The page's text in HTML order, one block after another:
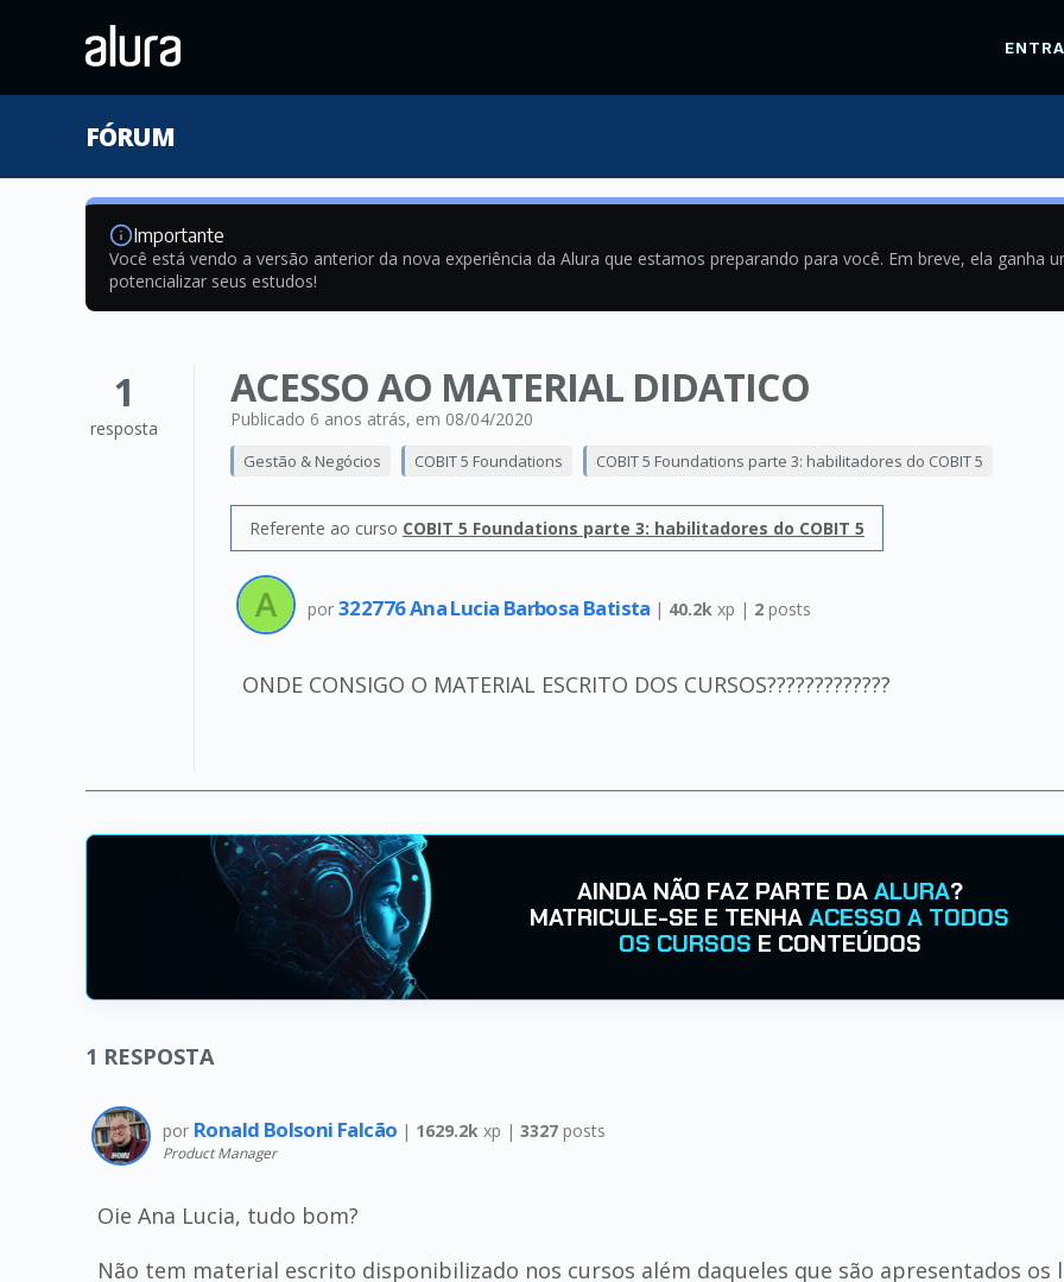
FÓRUM
Importante
Você está vendo a versão anterior da nova experiência da Alura que estamos preparando para você. Em breve, ela ganha
potencializar seus estudos!
1
resposta
ACESSO AO MATERIAL DIDATICO
Publicado 6 anos atrás, em 08/04/2020
Gestão & Negócios COBIT 5 Foundations COBIT 5 Foundations parte 3: habilitadores do COBIT 5
Referente ao curso COBIT 5 Foundations parte 3: habilitadores do COBIT 5
por 322776 Ana Lucia Barbosa Batista | 40.2k xp | 2 posts
ONDE CONSIGO O MATERIAL ESCRITO DOS CURSOS?????????????
AINDA NÃO FAZ PARTE DAALURA?
MATRICULE-SE E TENHAACESSO A TODOS
OS CURSOS E CONTEÚDOS
1 RESPOSTA
por Ronald Bolsoni Falcão | 1629.2k xp | 3327posts
Product Manager
Oie Ana Lucia, tudo bom?
Não tem material escrito disponibilizado nos cursos além daqueles que são apresentados os